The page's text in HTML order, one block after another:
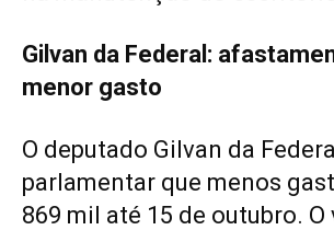
Gilvan da Federal:
menor gasto
O deputado Gilvan da
parlamentar que menos
869 mil até 15 de outubro. O